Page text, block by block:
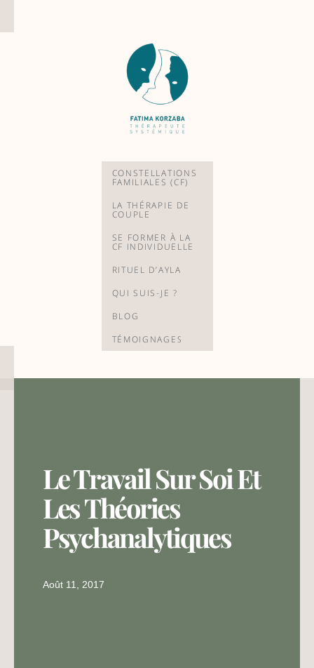
au
CONSTELLATIONS
FAMILIALES (CF)
LA THÉRAPIE DE
COUPLE
SE FORMER À LA
CF INDIVIDUELLE
RITUEL D’AYLA
QUI SUIS-JE ?
BLOG
TÉMOIGNAGES
Le Travail Sur Soi Et
Les Théories
Psychanalytiques
Août 11, 2017